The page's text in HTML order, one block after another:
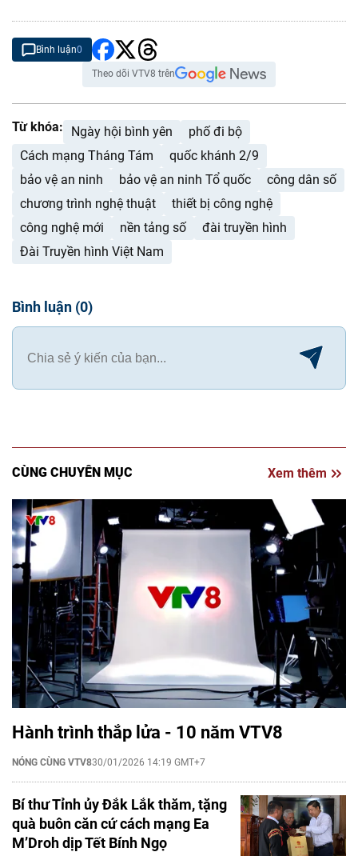
Bình luận0
Theo dõi VTV8 trên
Từ khóa: Ngày hội bình yên
phố đi bộ
Cách mạng Tháng Tám
quốc khánh 2/9
bảo vệ an ninh
bảo vệ an ninh Tổ quốc
công dân số
chương trình nghệ thuật
thiết bị công nghệ
công nghệ mới
nền tảng số
đài truyền hình
Đài Truyền hình Việt Nam
Bình luận (0)
CÙNG CHUYÊN MỤC Xem thêm
Hành trình thắp lửa - 10 năm VTV8
NÓNG CÙNG VTV830/01/2026 14:19 GMT+7
Bí thư Tỉnh ủy Đắk Lắk thăm, tặng
quà buôn căn cứ cách mạng Ea
M’Droh dịp Tết Bính Ngọ